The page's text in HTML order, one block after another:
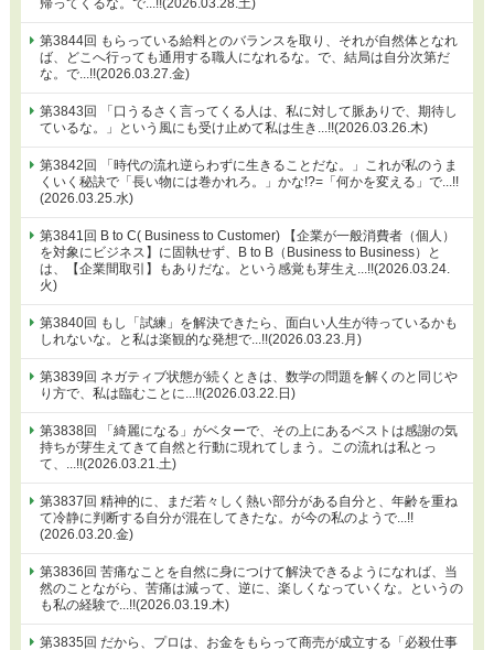
帰ってくるな。で...!!(2026.03.28.土)
第3844回 もらっている給料とのバランスを取り、それが自然体となれ
ば、どこへ行っても通用する職人になれるな。で、結局は自分次第だ
な。で...!!(2026.03.27.金)
第3843回 「口うるさく言ってくる人は、私に対して脈ありで、期待し
ているな。」という風にも受け止めて私は生き...!!(2026.03.26.木)
第3842回 「時代の流れ逆らわずに生きることだな。」これが私のうま
くいく秘訣で「長い物には巻かれろ。」かな!?=「何かを変える」で...!!
(2026.03.25.水)
第3841回 B to C( Business to Customer) 【企業が一般消費者（個人）
を対象にビジネス】に固執せず、B to B（Business to Business）と
は、【企業間取引】もありだな。という感覚も芽生え...!!(2026.03.24.
火)
第3840回 もし「試練」を解決できたら、面白い人生が待っているかも
しれないな。と私は楽観的な発想で...!!(2026.03.23.月)
第3839回 ネガティブ状態が続くときは、数学の問題を解くのと同じや
り方で、私は臨むことに...!!(2026.03.22.日)
第3838回 「綺麗になる」がベターで、その上にあるベストは感謝の気
持ちが芽生えてきて自然と行動に現れてしまう。この流れは私とっ
て、...!!(2026.03.21.土)
第3837回 精神的に、まだ若々しく熱い部分がある自分と、年齢を重ね
て冷静に判断する自分が混在してきたな。が今の私のようで...!!
(2026.03.20.金)
第3836回 苦痛なことを自然に身につけて解決できるようになれば、当
然のことながら、苦痛は減って、逆に、楽しくなっていくな。というの
も私の経験で...!!(2026.03.19.木)
第3835回 だから、プロは、お金をもらって商売が成立する「必殺仕事